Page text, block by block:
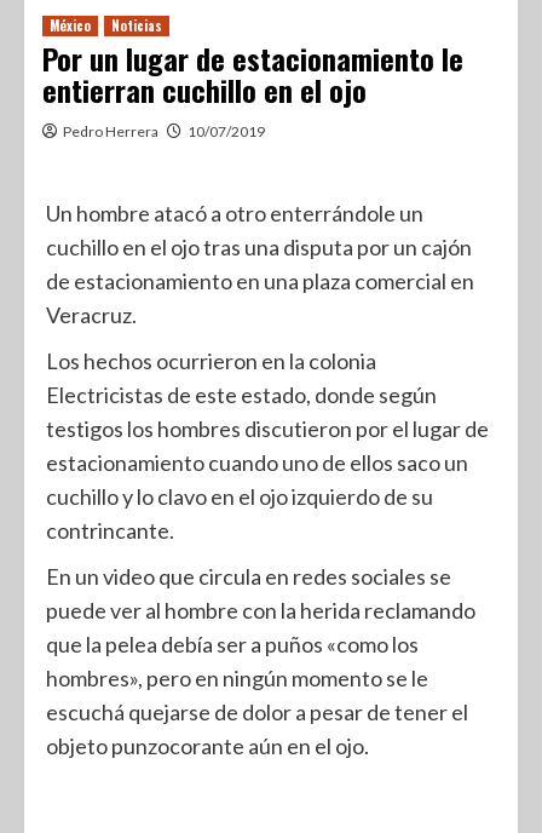
México Noticias
Por un lugar de estacionamiento le
entierran cuchillo en el ojo
Pedro Herrera 10/07/2019
Un hombre atacó a otro enterrándole un
cuchillo en el ojo tras una disputa por un cajón
de estacionamiento en una plaza comercial en
Veracruz.
Los hechos ocurrieron en la colonia
Electricistas de este estado, donde según
testigos los hombres discutieron por el lugar de
estacionamiento cuando uno de ellos saco un
cuchillo y lo clavo en el ojo izquierdo de su
contrincante.
En un video que circula en redes sociales se
puede ver al hombre con la herida reclamando
que la pelea debía ser a puños «como los
hombres», pero en ningún momento se le
escuchá quejarse de dolor a pesar de tener el
objeto punzocorante aún en el ojo.